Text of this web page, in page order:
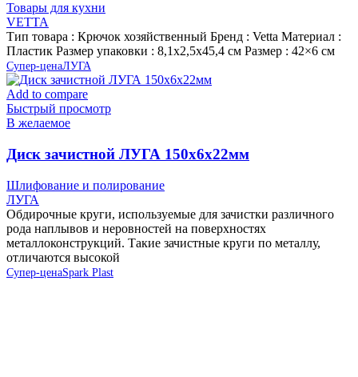
Товары для кухни
VETTA
Тип товара : Крючок хозяйственный Бренд : Vetta Материал :
Пластик Размер упаковки : 8,1х2,5х45,4 см Размер : 42×6 см
Супер-ценаЛУГА
Add to compare
Быстрый просмотр
В желаемое
Диск зачистной ЛУГА 150х6х22мм
Шлифование и полирование
ЛУГА
Обдирочные круги, используемые для зачистки различного
рода наплывов и неровностей на поверхностях
металлоконструкций. Такие зачистные круги по металлу,
отличаются высокой
Супер-ценаSpark Plast